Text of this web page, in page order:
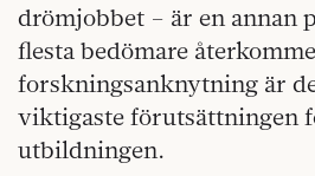
drömjobbet – är en annan
flesta bedömare
forskningsanknytning är
viktigaste förutsättningen
utbildningen.